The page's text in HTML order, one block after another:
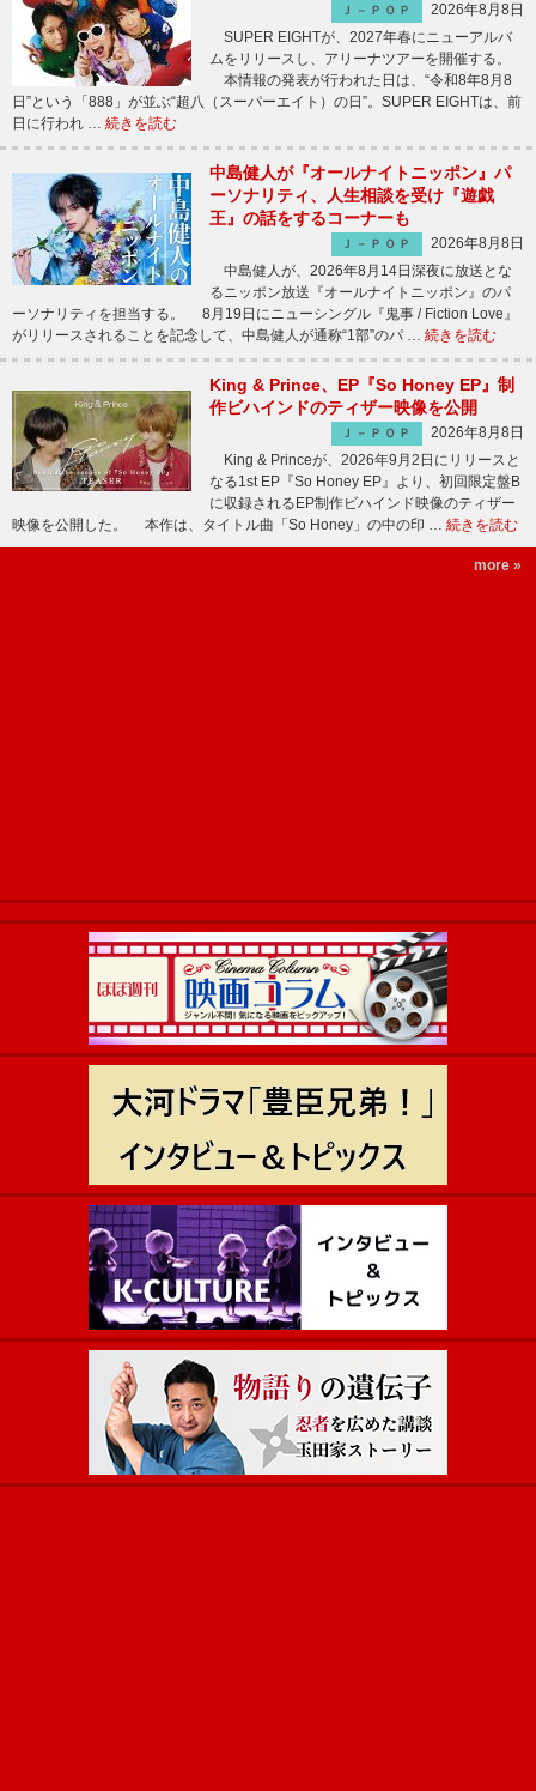
Ｊ－ＰＯＰ
2026年8月8日
SUPER EIGHTが、2027年春にニューアルバ
ムをリリースし、アリーナツアーを開催する。
本情報の発表が行われた日は、“令和8年8月8
日”という「888」が並ぶ“超八（スーパーエイト）の日”。SUPER EIGHTは、前
日に行われ … 続きを読む
中島健人が『オールナイトニッポン』パ
ーソナリティ、人生相談を受け『遊戯
王』の話をするコーナーも
Ｊ－ＰＯＰ
2026年8月8日
中島健人が、2026年8月14日深夜に放送とな
るニッポン放送『オールナイトニッポン』のパ
ーソナリティを担当する。 8月19日にニューシングル『鬼事 / Fiction Love』
がリリースされることを記念して、中島健人が通称“1部”のパ … 続きを読む
King & Prince、EP『So Honey EP』制
作ビハインドのティザー映像を公開
Ｊ－ＰＯＰ
2026年8月8日
King & Princeが、2026年9月2日にリリースと
なる1st EP『So Honey EP』より、初回限定盤B
に収録されるEP制作ビハインド映像のティザー
映像を公開した。 本作は、タイトル曲「So Honey」の中の印 … 続きを読む
more »